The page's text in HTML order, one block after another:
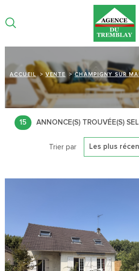
au
menu
au
contenu
ACCUEIL VENTE CHAMPIGNY SUR
15 ANNONCE(S) TROUVÉE(S)
Trier par Les plus
VOIR LE BIEN